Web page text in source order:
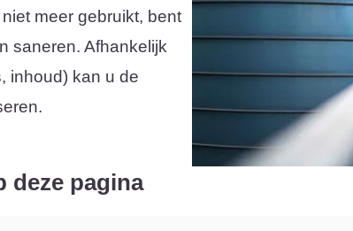
meer gebruikt, bent
saneren. Afhankelijk
inhoud) kan u de
deze pagina